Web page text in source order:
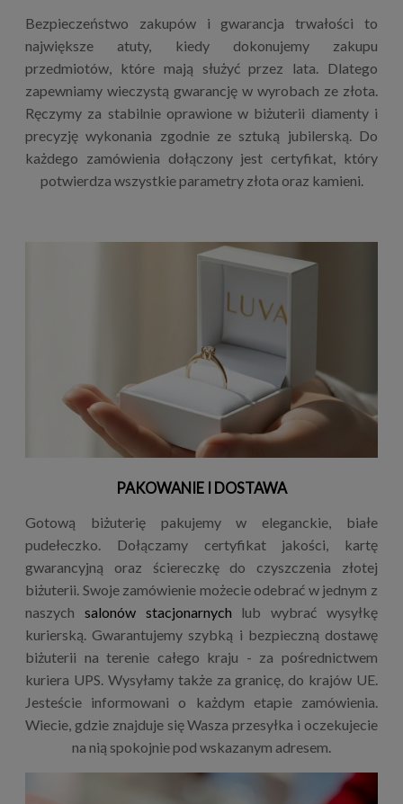
Bezpieczeństwo zakupów i gwarancja trwałości to
największe atuty, kiedy dokonujemy zakupu
przedmiotów, które mają służyć przez lata. Dlatego
zapewniamy wieczystą gwarancję w wyrobach ze złota.
Ręczymy za stabilnie oprawione w biżuterii diamenty i
precyzję wykonania zgodnie ze sztuką jubilerską. Do
każdego zamówienia dołączony jest certyfikat, który
potwierdza wszystkie parametry złota oraz kamieni.
PAKOWANIE I DOSTAWA
Gotową biżuterię pakujemy w eleganckie, białe
pudełeczko. Dołączamy certyfikat jakości, kartę
gwarancyjną oraz ściereczkę do czyszczenia złotej
biżuterii. Swoje zamówienie możecie odebrać w jednym z
naszych salonów stacjonarnych lub wybrać wysyłkę
kurierską. Gwarantujemy szybką i bezpieczną dostawę
biżuterii na terenie całego kraju - za pośrednictwem
kuriera UPS. Wysyłamy także za granicę, do krajów UE.
Jesteście informowani o każdym etapie zamówienia.
Wiecie, gdzie znajduje się Wasza przesyłka i oczekujecie
na nią spokojnie pod wskazanym adresem.